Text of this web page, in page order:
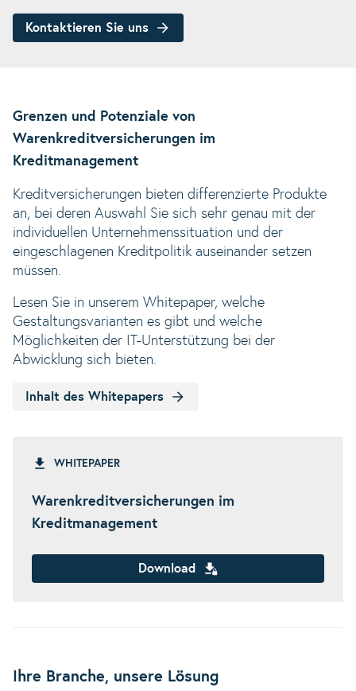
Kontaktieren Sie uns
Grenzen und Potenziale von
Warenkreditversicherungen im
Kreditmanagement
Kreditversicherungen bieten differenzierte Produkte
an, bei deren Auswahl Sie sich sehr genau mit der
individuellen Unternehmenssituation und der
eingeschlagenen Kreditpolitik auseinander setzen
müssen.
Lesen Sie in unserem Whitepaper, welche
Gestaltungsvarianten es gibt und welche
Möglichkeiten der IT-Unterstützung bei der
Abwicklung sich bieten.
Inhalt des Whitepapers
WHITEPAPER
Warenkreditversicherungen im
Kreditmanagement
Download
Ihre Branche, unsere Lösung